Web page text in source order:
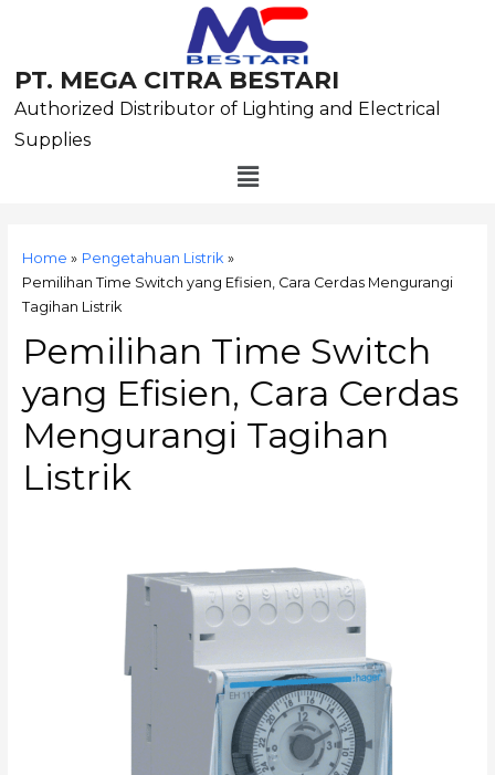
PT. MEGA CITRA BESTARI
Authorized Distributor of Lighting and Electrical
Supplies
Menu
Home
Pengetahuan Listrik
Pemilihan Time Switch yang Efisien, Cara Cerdas Mengurangi
Tagihan Listrik
Pemilihan Time Switch
yang Efisien, Cara Cerdas
Mengurangi Tagihan
Listrik